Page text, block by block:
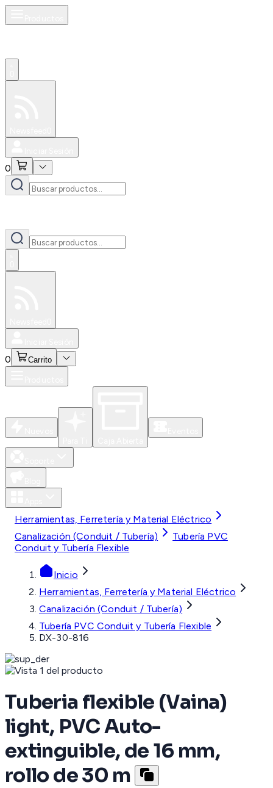
0
0 Carrito
Herramientas, Ferretería y Material Eléctrico
Canalización (Conduit / Tubería)
Tubería PVC
Conduit y Tubería Flexible
Inicio
Herramientas, Ferretería y Material Eléctrico
Canalización (Conduit / Tubería)
Tubería PVC Conduit y Tubería Flexible
DX-30-816
Tuberia flexible (Vaina)
light, PVC Auto-
extinguible, de 16 mm,
rollo de 30 m